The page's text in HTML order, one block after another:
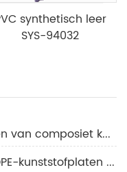
synthetisch leer
SYS-94032
1. De veelzijdigheid en voordelen van composiet kunststofplaten in de bouw
2. Ontdek de voordelen van HDPE-kunststofplaten in de landbouw